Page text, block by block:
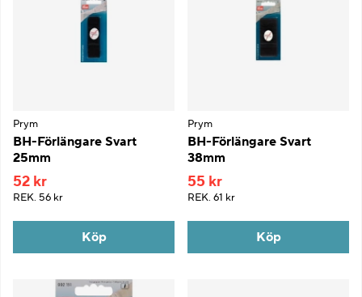
Prym
BH-Förlängare Svart
25mm
52 kr
REK. 56 kr
Köp
Prym
BH-Förlängare Svart
38mm
55 kr
REK. 61 kr
Köp